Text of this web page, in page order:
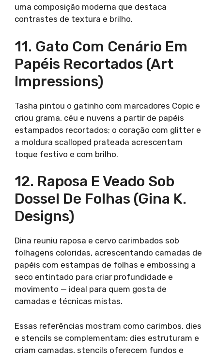
uma composição moderna que destaca
contrastes de textura e brilho.
11. Gato Com Cenário Em
Papéis Recortados (Art
Impressions)
Tasha pintou o gatinho com marcadores Copic e
criou grama, céu e nuvens a partir de papéis
estampados recortados; o coração com glitter e
a moldura scalloped prateada acrescentam
toque festivo e com brilho.
12. Raposa E Veado Sob
Dossel De Folhas (Gina K.
Designs)
Dina reuniu raposa e cervo carimbados sob
folhagens coloridas, acrescentando camadas de
papéis com estampas de folhas e embossing a
seco entintado para criar profundidade e
movimento — ideal para quem gosta de
camadas e técnicas mistas.
Essas referências mostram como carimbos, dies
e stencils se complementam: dies estruturam e
criam camadas, stencils oferecem fundos e